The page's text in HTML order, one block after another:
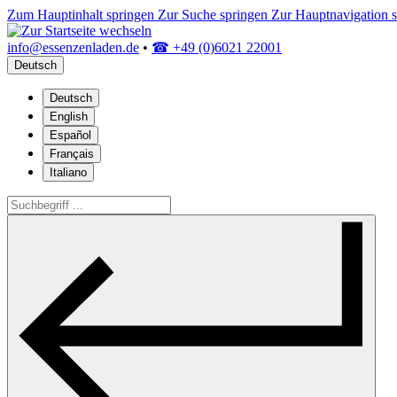
Zum Hauptinhalt springen Zur Suche springen Zur Hauptnavigation
info@essenzenladen.de • ☎ +49 (0)6021 22001
Deutsch
Deutsch
English
Español
Français
Italiano